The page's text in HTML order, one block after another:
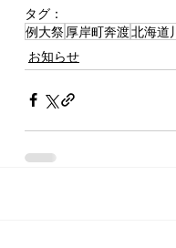
タグ：
例大祭厚岸町奔渡北海道
お知らせ